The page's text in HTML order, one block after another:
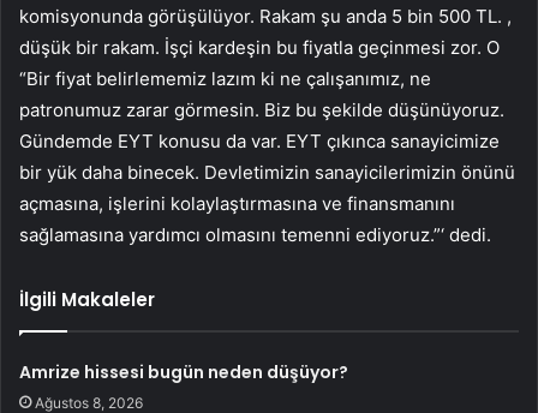
komisyonunda görüşülüyor. Rakam şu anda 5 bin 500 TL. ,
düşük bir rakam. İşçi kardeşin bu fiyatla geçinmesi zor. O
“Bir fiyat belirlememiz lazım ki ne çalışanımız, ne
patronumuz zarar görmesin. Biz bu şekilde düşünüyoruz.
Gündemde EYT konusu da var. EYT çıkınca sanayicimize
bir yük daha binecek. Devletimizin sanayicilerimizin önünü
açmasına, işlerini kolaylaştırmasına ve finansmanını
sağlamasına yardımcı olmasını temenni ediyoruz.”‘ dedi.
İlgili Makaleler
Amrize hissesi bugün neden düşüyor?
Ağustos 8, 2026